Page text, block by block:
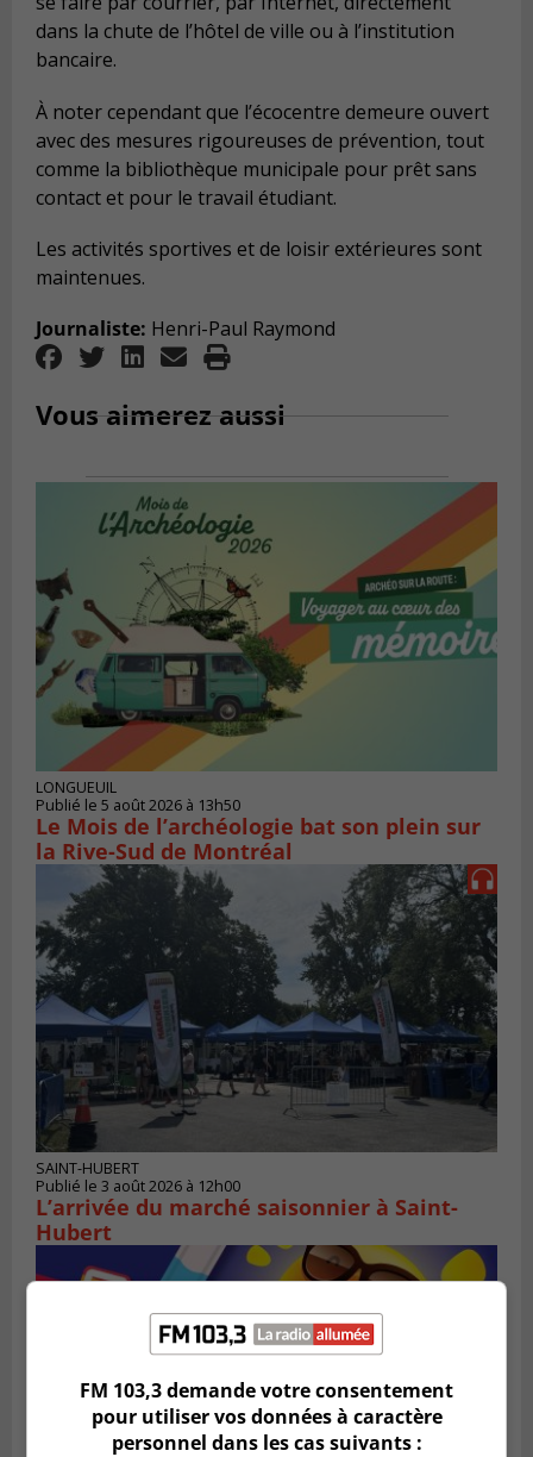
dans la chute de l’hôtel de ville ou à l’institution
bancaire.
À noter cependant que l’écocentre demeure ouvert
avec des mesures rigoureuses de prévention, tout
comme la bibliothèque municipale pour prêt sans
contact et pour le travail étudiant.
Les activités sportives et de loisir extérieures sont
maintenues.
Journaliste: Henri-Paul Raymond
Vous aimerez aussi
LONGUEUIL
Publié le 5 août 2026 à 13h50
Le Mois de l’archéologie bat son plein sur
la Rive-Sud de Montréal
SAINT-HUBERT
Publié le 3 août 2026 à 12h00
L’arrivée du marché saisonnier à Saint-
Hubert
FM 103,3 demande votre consentement
pour utiliser vos données à caractère
personnel dans les cas suivants :